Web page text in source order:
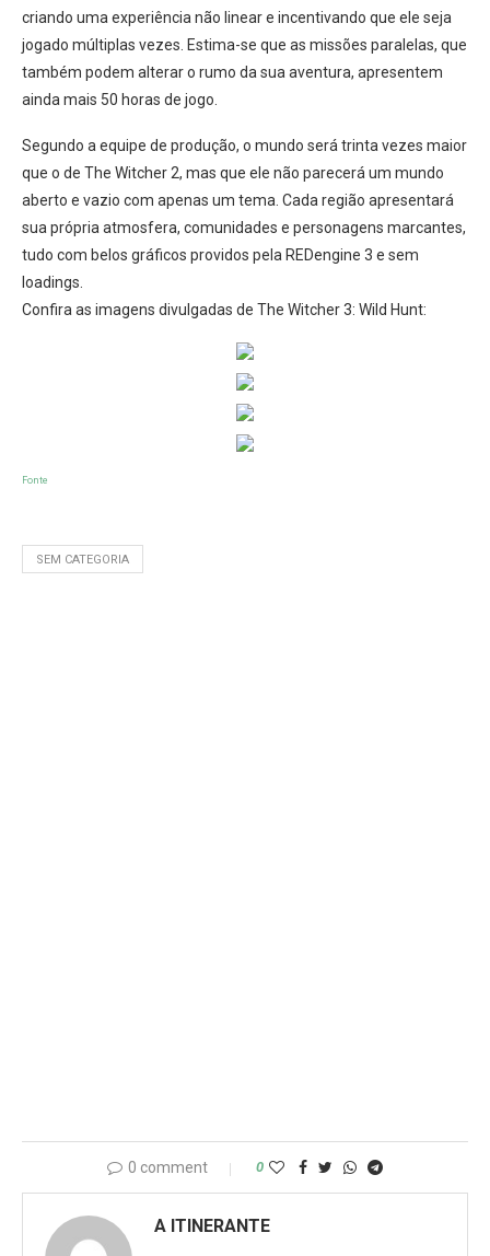
criando uma experiência não linear e incentivando que ele seja
jogado múltiplas vezes. Estima-se que as missões paralelas, que
também podem alterar o rumo da sua aventura, apresentem
ainda mais 50 horas de jogo.
Segundo a equipe de produção, o mundo será trinta vezes maior
que o de The Witcher 2, mas que ele não parecerá um mundo
aberto e vazio com apenas um tema. Cada região apresentará
sua própria atmosfera, comunidades e personagens marcantes,
tudo com belos gráficos providos pela REDengine 3 e sem
loadings.
Confira as imagens divulgadas de The Witcher 3: Wild Hunt:
Fonte
SEM CATEGORIA
0 comment 0
A ITINERANTE